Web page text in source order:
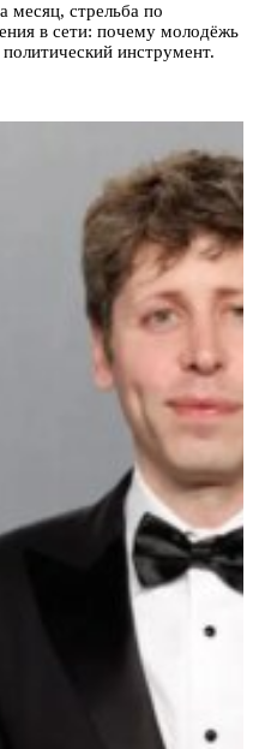
месяц, стрельба по
в сети: почему молодёжь
инструмент.